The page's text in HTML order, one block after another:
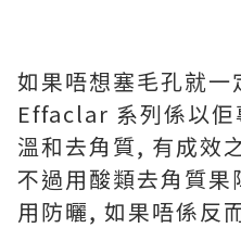
如果唔想塞毛孔就
Effaclar 系列係以佢
溫和去角質, 有成效
不過用酸類去角質
用防曬, 如果唔係反